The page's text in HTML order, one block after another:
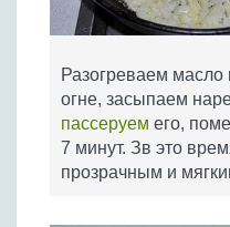
Разогреваем масло
огне, засыпаем
пассеруем его,
7 минут. Зв это
прозрачным и